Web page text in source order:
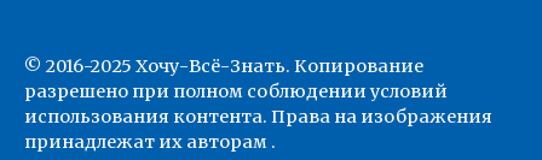
© 2016-2025 Хочу-Всё-Знать. Копирование
разрешено при полном соблюдении условий
использования контента. Права на изображения
принадлежат их авторам .